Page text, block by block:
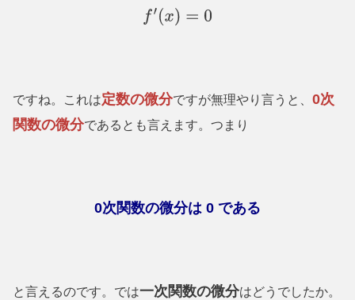
f′ x)=0
ですね。これは定数の微分ですが無理やり言うと、 0次
関数の微分であるとも言えます。つまり
0次関数の微分は 0 である
と言えるのです。では一次関数の微分はどうでしたか。